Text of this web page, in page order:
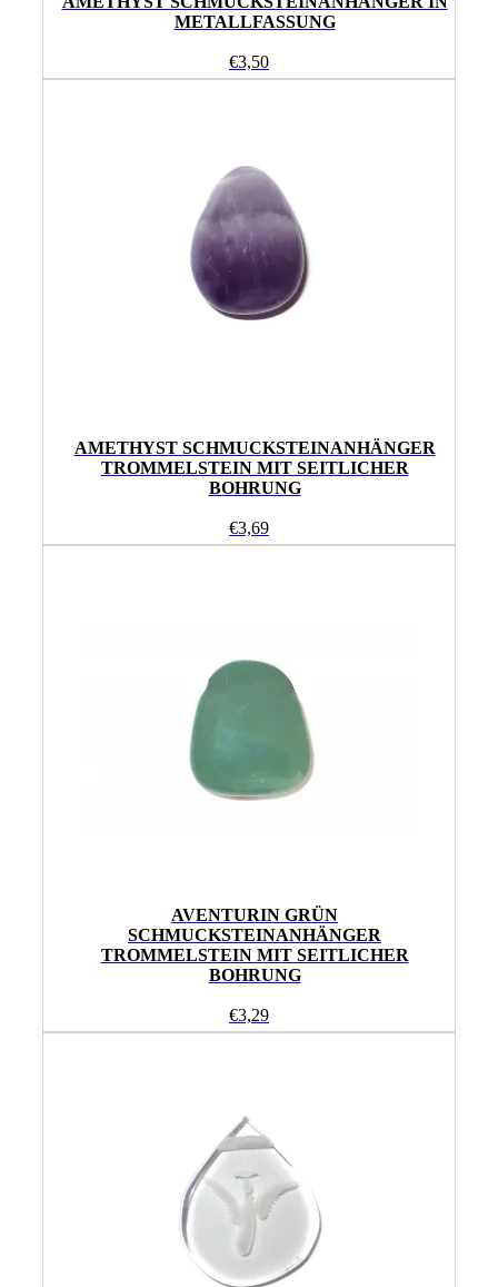
METALLFASSUNG
€3,50
AMETHYST SCHMUCKSTEINANHÄNGER
TROMMELSTEIN MIT SEITLICHER
BOHRUNG
€3,69
AVENTURIN GRÜN
SCHMUCKSTEINANHÄNGER
TROMMELSTEIN MIT SEITLICHER
BOHRUNG
€3,29